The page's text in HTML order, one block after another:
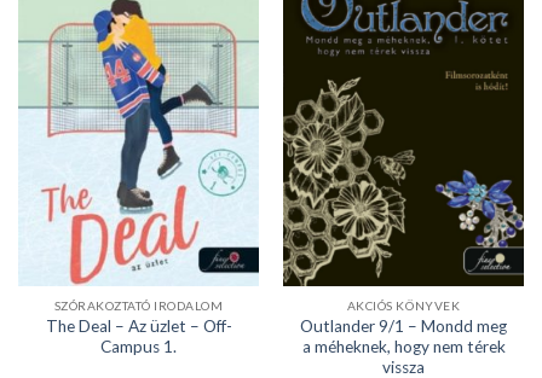
SZÓRAKOZTATÓ IRODALOM
The Deal – Az üzlet – Off-
Campus 1.
AKCIÓS KÖNYVEK
Outlander 9/1 – Mondd meg
a méheknek, hogy nem térek
vissza